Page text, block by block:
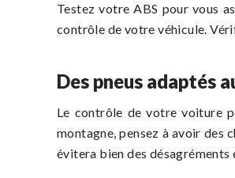
Testez votre ABS pour vous
contrôle de votre véhicule.
Des pneus adaptés
Le contrôle de votre voiture
montagne, pensez à avoir des
évitera bien des désagréments